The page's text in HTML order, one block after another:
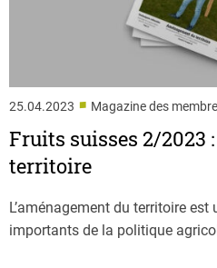
25.04.2023 ■ Magazine des
Fruits suisses 2/2023
territoire
L’aménagement du territoire
importants de la politique